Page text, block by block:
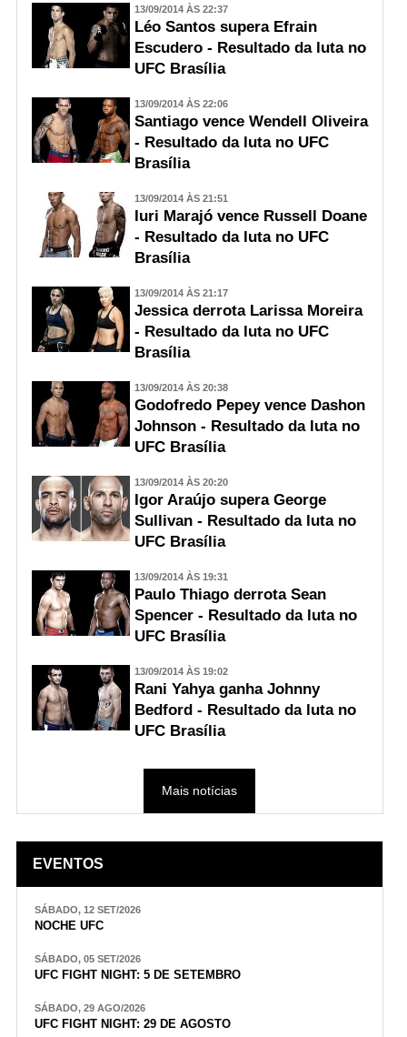
13/09/2014 ÀS 22:37
Léo Santos supera Efrain
Escudero - Resultado da luta no
UFC Brasília
13/09/2014 ÀS 22:06
Santiago vence Wendell Oliveira
- Resultado da luta no UFC
Brasília
13/09/2014 ÀS 21:51
Iuri Marajó vence Russell Doane
- Resultado da luta no UFC
Brasília
13/09/2014 ÀS 21:17
Jessica derrota Larissa Moreira
- Resultado da luta no UFC
Brasília
13/09/2014 ÀS 20:38
Godofredo Pepey vence Dashon
Johnson - Resultado da luta no
UFC Brasília
13/09/2014 ÀS 20:20
Igor Araújo supera George
Sullivan - Resultado da luta no
UFC Brasília
13/09/2014 ÀS 19:31
Paulo Thiago derrota Sean
Spencer - Resultado da luta no
UFC Brasília
13/09/2014 ÀS 19:02
Rani Yahya ganha Johnny
Bedford - Resultado da luta no
UFC Brasília
Mais notícias
EVENTOS
SÁBADO, 12 SET/2026
NOCHE UFC
SÁBADO, 05 SET/2026
UFC FIGHT NIGHT: 5 DE SETEMBRO
SÁBADO, 29 AGO/2026
UFC FIGHT NIGHT: 29 DE AGOSTO